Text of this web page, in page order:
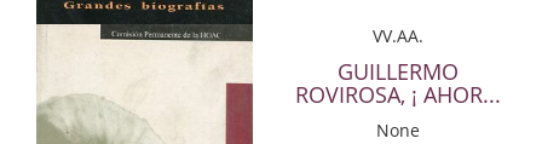
Infantil y juvenil
Infantil y juvenil. Nuevo!!!
VV.AA.
GUILLERMO
ROVIROSA, ¡ AHOR...
None